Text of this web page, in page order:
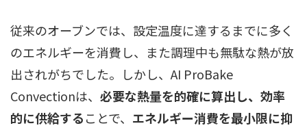
従来のオーブンでは、設定温度に達するまでに多く
のエネルギーを消費し、また調理中も無駄な熱が放
出されがちでした。しかし、AI ProBake
Convectionは、 必要な熱量を的確に算出し、効率
的に供給することで、 エネルギー消費を最小限に抑